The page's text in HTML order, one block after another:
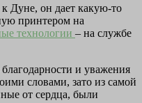
Дуне, он дает какую-то
принтером на
технологии – на службе
и уважения
словами, зато из самой
от сердца, были